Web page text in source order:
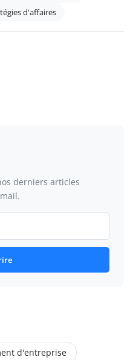
d'affaires
derniers articles
d'entreprise